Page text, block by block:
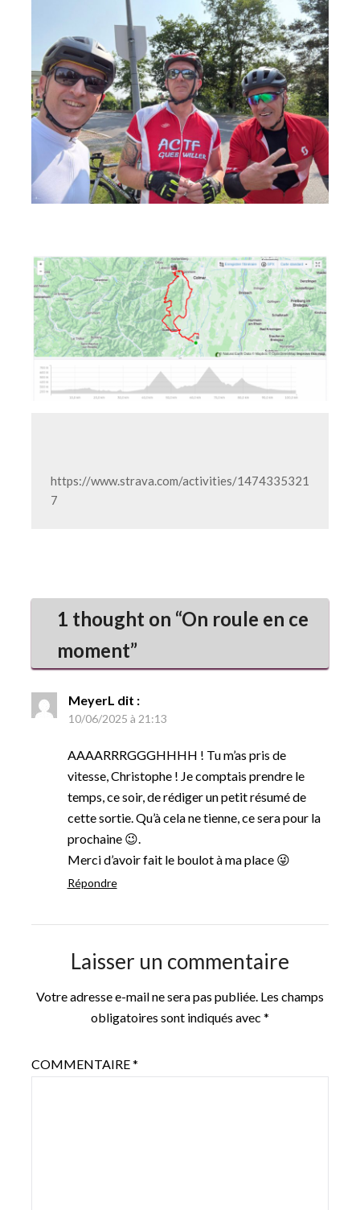
https://www.strava.com/activities/1474335321
7
1 thought on “On roule en ce
moment”
MeyerL dit :
10/06/2025 à 21:13
AAAARRRGGGHHHH ! Tu m’as pris de
vitesse, Christophe ! Je comptais prendre le
temps, ce soir, de rédiger un petit résumé de
cette sortie. Qu’à cela ne tienne, ce sera pour la
prochaine 😉.
Merci d’avoir fait le boulot à ma place 😜
Répondre
Laisser un commentaire
Votre adresse e-mail ne sera pas publiée. Les champs
obligatoires sont indiqués avec *
COMMENTAIRE*